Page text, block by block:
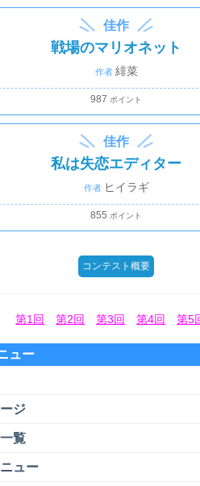
佳作
戦場のマリオネット
緋菜
987
佳作
私は失恋エディター
ヒイラギ
855
コンテスト概要
第1回 第2回 第3回 第4回 第5
ュー
ジ
覧
ュー